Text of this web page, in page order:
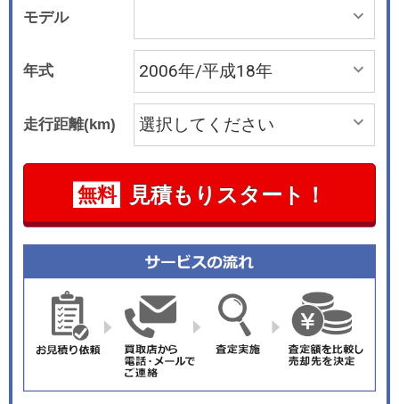
け、アバントと同様に4.2クワトロにアダプティブ
エアサスペンションを標準装備したほか、3.2クワ
トロにオプション設定した。また全モデルにスポ
ーティなSラインパッケージがオプション設定さ
れた。2006年8月にはV型8気筒の4.2リッターエ
ンジンを直噴仕様のFSIとするとともに、リヤビ
ューカメラ付きアウディパーキングシステムや、
バイキセノンヘッドライトなど各種の装備を充実
化させた。
モデル
年式
走行距離(km)
無料 見積もりスタート！